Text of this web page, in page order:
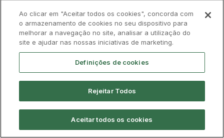
Ao clicar em "Aceitar todos os cookies", concorda com
o armazenamento de cookies no seu dispositivo para
melhorar a navegação no site, analisar a utilização do
site e ajudar nas nossas iniciativas de marketing.
Definições de cookies
Rejeitar Todos
Aceitar todos os cookies